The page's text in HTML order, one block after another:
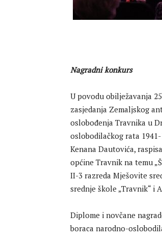
Nagradni konkurs
U povodu obilježavanja
zasjedanja Zemaljskog
oslobođenja Travnika u
oslobodilačkog rata
Kenana Dautovića,
općine Travnik na temu
II-3 razreda Mješovite
srednje škole „Travnik“ i
Diplome i novčane
boraca narodno-